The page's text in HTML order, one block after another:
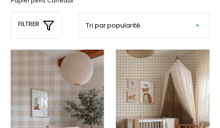
FILTRER